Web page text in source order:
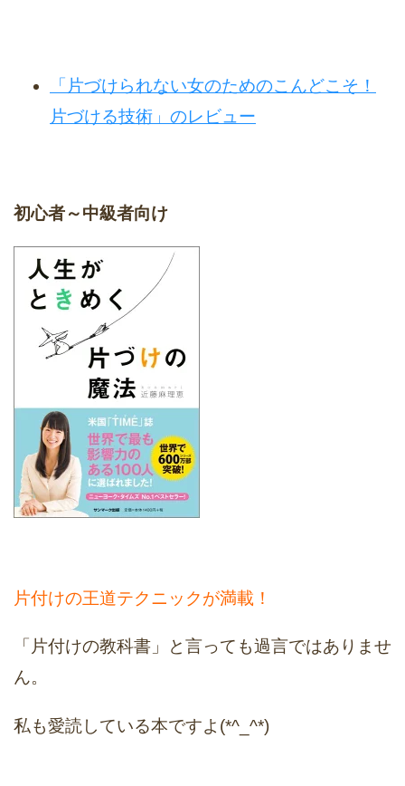
「片づけられない女のためのこんどこそ！
片づける技術」のレビュー
初心者～中級者向け
片付けの王道テクニックが満載！
「片付けの教科書」と言っても過言ではありませ
ん。
私も愛読している本ですよ(*^_^*)